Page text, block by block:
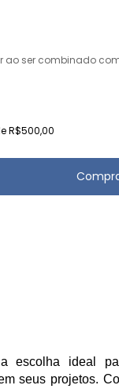
ao ser combinado
R$500,00
escolha ideal
seus projetos.